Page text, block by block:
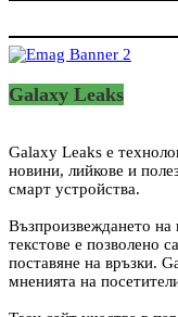
Galaxy Leaks
Galaxy Leaks е
новини, лийкове и
смарт устройства.
Възпроизвеждането на
текстове е позволено
поставяне на връзки.
мненията на